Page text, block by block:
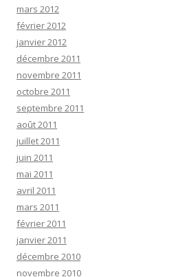
mars 2012
février 2012
janvier 2012
décembre 2011
novembre 2011
octobre 2011
septembre 2011
août 2011
juillet 2011
juin 2011
mai 2011
avril 2011
mars 2011
février 2011
janvier 2011
décembre 2010
novembre 2010